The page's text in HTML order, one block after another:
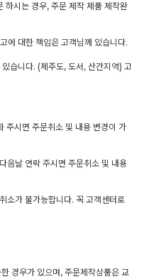
하시는 경우, 주문 제작 제품 제작완
에 대한 책임은 고객님께 있습니다.
습니다. (제주도, 도서, 산간지역) 고
주시면 주문취소 및 내용 변경이 가
음날 연락 주시면 주문취소 및 내용
소가 불가능합니다. 꼭 고객센터로
경우가 있으며, 주문제작상품은 교